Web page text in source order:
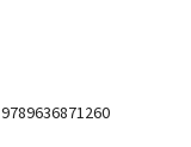
9789636871260